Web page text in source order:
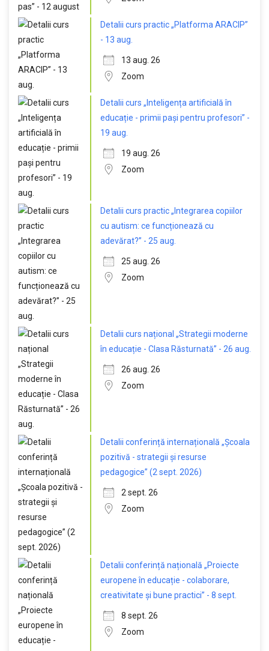
Detalii curs practic „Platforma ARACIP”
- 13 aug.
13 aug. 26
Zoom
Detalii curs „Inteligența artificială în
educație - primii pași pentru profesori” -
19 aug.
19 aug. 26
Zoom
Detalii curs practic „Integrarea copiilor
cu autism: ce funcționează cu
adevărat?” - 25 aug.
25 aug. 26
Zoom
Detalii curs național „Strategii moderne
în educație - Clasa Răsturnată” - 26 aug.
26 aug. 26
Zoom
Detalii conferință internațională „Școala
pozitivă - strategii și resurse
pedagogice” (2 sept. 2026)
2 sept. 26
Zoom
Detalii conferință națională „Proiecte
europene în educație - colaborare,
creativitate și bune practici” - 8 sept.
8 sept. 26
Zoom